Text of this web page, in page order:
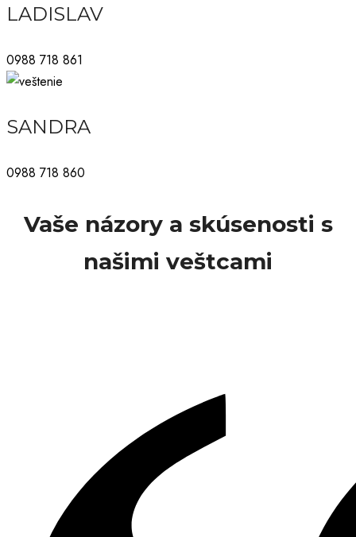
LADISLAV
0988 718 861
SANDRA
0988 718 860
Vaše názory a skúsenosti s
našimi veštcami